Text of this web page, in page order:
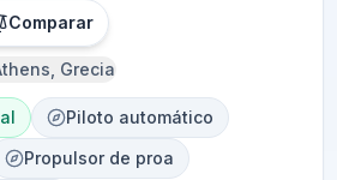
Comparar
Grecia
Piloto automático
Propulsor de proa